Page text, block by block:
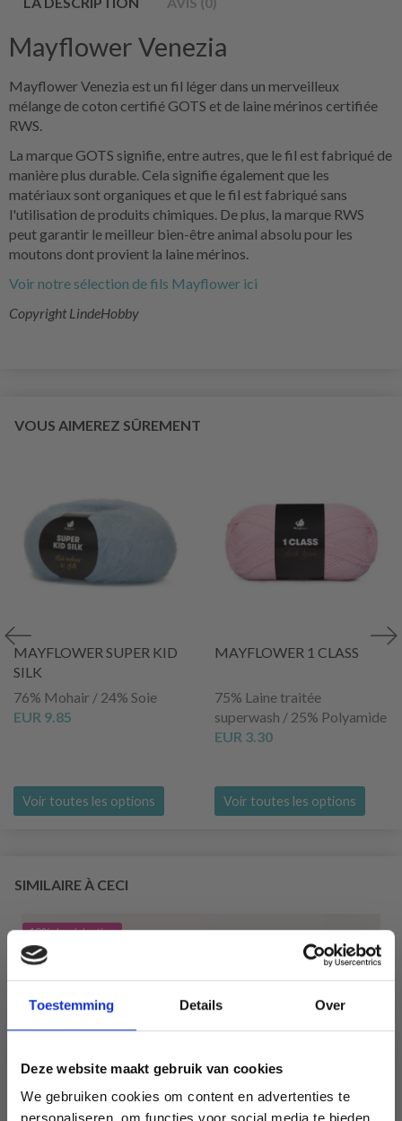
Toestemming Details Over
Deze website maakt gebruik van cookies
We gebruiken cookies om content en advertenties te
Mayflower Venezia
Mayflower Venezia est un fil léger dans un merveilleux
mélange de coton certifié GOTS et de laine mérinos certifiée
RWS.
La marque GOTS signifie, entre autres, que le fil est fabriqué de
manière plus durable. Cela signifie également que les
matériaux sont organiques et que le fil est fabriqué sans
l'utilisation de produits chimiques. De plus, la marque RWS
peut garantir le meilleur bien-être animal absolu pour les
moutons dont provient la laine mérinos.
Voir notre sélection de fils Mayflower ici
Copyright LindeHobby
VOUS AIMEREZ SÛREMENT
MAYFLOWER SUPER KID
SILK
76% Mohair / 24% Soie
EUR 9.85
Voir toutes les options
MAYFLOWER 1 CLASS
75% Laine traitée
superwash / 25% Polyamide
EUR 3.30
Voir toutes les options
SIMILAIRE À CECI
19% de réduction